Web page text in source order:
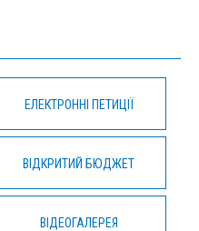
ЕЛЕКТРОННІ ПЕТИЦІЇ
ВІДКРИТИЙ БЮДЖЕТ
ВІДЕОГАЛЕРЕЯ